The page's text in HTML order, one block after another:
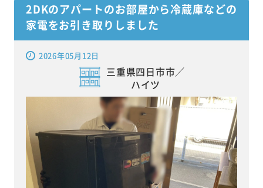
2DKのアパートのお部屋から冷蔵庫などの
家電をお引き取りしました
2026年05月12日
三重県四日市市／
ハイツ